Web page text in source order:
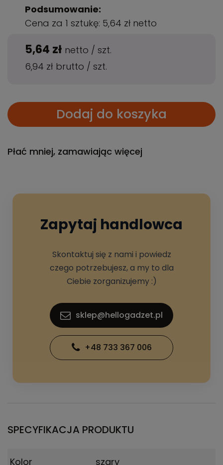
Podsumowanie:
Cena za 1 sztukę: 5,64 zł netto
5,64 zł netto / szt.
6,94 zł brutto / szt.
Dodaj do koszyka
Płać mniej, zamawiając więcej
Zapytaj handlowca
Skontaktuj się z nami i powiedz
czego potrzebujesz, a my to dla
Ciebie zorganizujemy :)
sklep@hellogadzet.pl
+48 733 367 006
SPECYFIKACJA PRODUKTU
Kolor szary